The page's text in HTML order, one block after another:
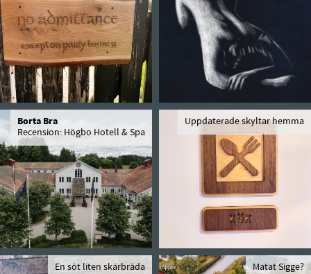
Borta Bra
Recension: Högbo Hotell & Spa
Uppdaterade skyltar hemma
En söt liten skärbräda Matat Sigge?